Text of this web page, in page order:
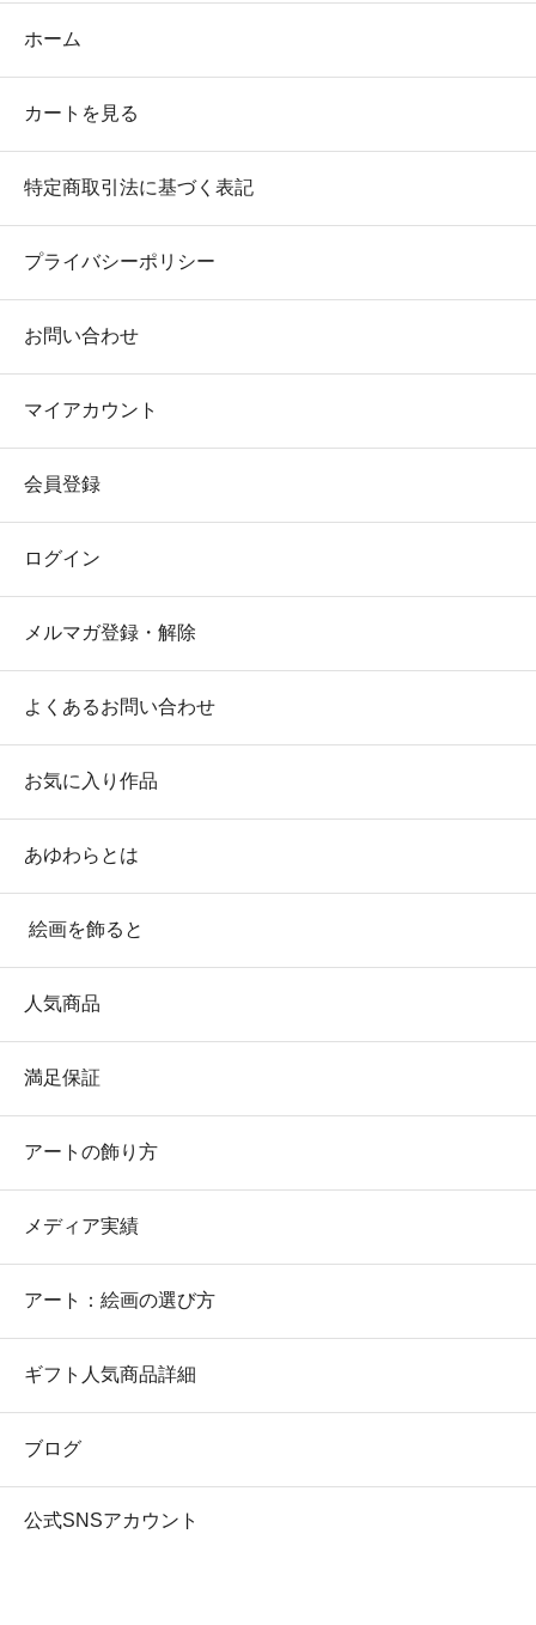
ホーム
カートを見る
特定商取引法に基づく表記
プライバシーポリシー
お問い合わせ
マイアカウント
会員登録
ログイン
メルマガ登録・解除
よくあるお問い合わせ
お気に入り作品
あゆわらとは
絵画を飾ると
人気商品
満足保証
アートの飾り方
メディア実績
アート：絵画の選び方
ギフト人気商品詳細
ブログ
公式SNSアカウント